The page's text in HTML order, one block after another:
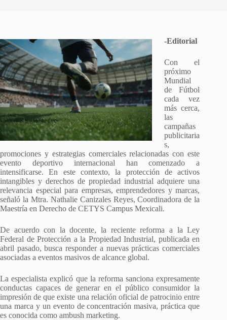
-Editorial
Con el
próximo
Mundial
de Fútbol
cada vez
más cerca,
las
campañas
publicitaria
s,
promociones y estrategias comerciales relacionadas con este
evento deportivo internacional han comenzado a
intensificarse. En este contexto, la protección de activos
intangibles y derechos de propiedad industrial adquiere una
relevancia especial para empresas, emprendedores y marcas,
señaló la Mtra. Nathalie Canizales Reyes, Coordinadora de la
Maestría en Derecho de CETYS Campus Mexicali.
De acuerdo con la docente, la reciente reforma a la Ley
Federal de Protección a la Propiedad Industrial, publicada en
abril pasado, busca responder a nuevas prácticas comerciales
asociadas a eventos masivos de alcance global.
La especialista explicó que la reforma sanciona expresamente
conductas capaces de generar en el público consumidor la
impresión de que existe una relación oficial de patrocinio entre
una marca y un evento de concentración masiva, práctica que
es conocida como ambush marketing.